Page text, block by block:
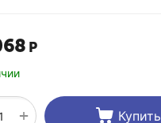
Р
+ Купить